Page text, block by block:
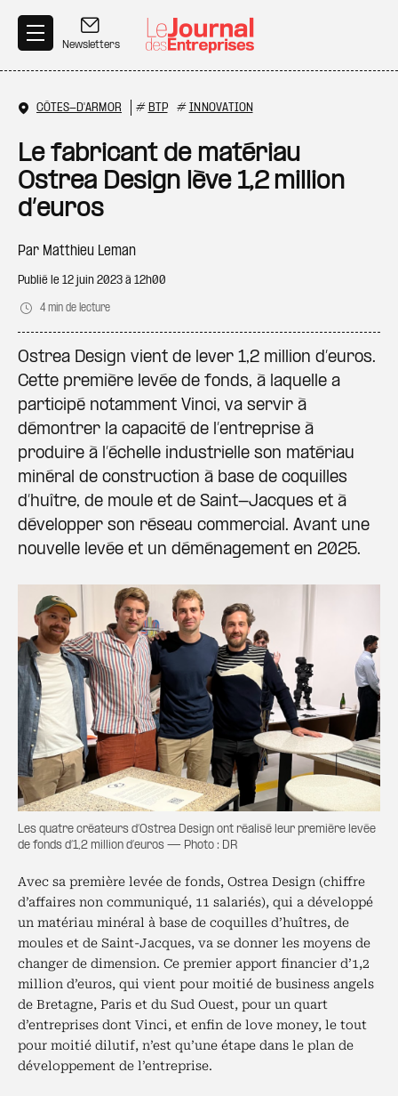
Newsletters
CÔTES-D'ARMOR # BTP # INNOVATION
Le fabricant de matériau
Ostrea Design lève 1,2 million
d’euros
Par Matthieu Leman
Publié le 12 juin 2023 à 12h00
4 min de lecture
Ostrea Design vient de lever 1,2 million d’euros.
Cette première levée de fonds, à laquelle a
participé notamment Vinci, va servir à
démontrer la capacité de l’entreprise à
produire à l’échelle industrielle son matériau
minéral de construction à base de coquilles
d’huître, de moule et de Saint-Jacques et à
développer son réseau commercial. Avant une
nouvelle levée et un déménagement en 2025.
Les quatre créateurs d’Ostrea Design ont réalisé leur première levée
de fonds d’1,2 million d’euros — Photo : DR
Avec sa première levée de fonds, Ostrea Design (chiffre
d’affaires non communiqué, 11 salariés), qui a développé
un matériau minéral à base de coquilles d’huîtres, de
moules et de Saint-Jacques, va se donner les moyens de
changer de dimension. Ce premier apport financier d’1,2
million d’euros, qui vient pour moitié de business angels
de Bretagne, Paris et du Sud Ouest, pour un quart
d’entreprises dont Vinci, et enfin de love money, le tout
pour moitié dilutif, n’est qu’une étape dans le plan de
développement de l’entreprise.